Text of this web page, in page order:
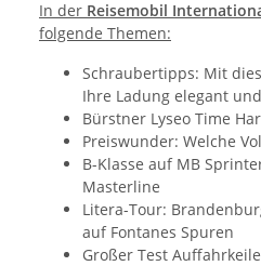
In der Reisemobil
folgende Themen:
Schraubertipps: Mit
Ihre Ladung elegant
Bürstner Lyseo Time
Preiswunder: Welche
B-Klasse auf MB
Masterline
Litera-Tour:
auf Fontanes Spuren
Großer Test